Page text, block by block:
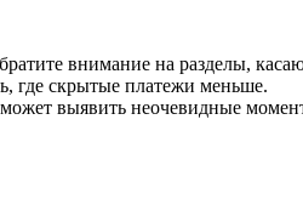
внимание на разделы,
где скрытые платежи меньше.
выявить неочевидные